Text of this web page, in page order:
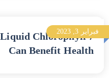
فبراير 3, 2023Liquid Chlorophyll
Can Benefit Health